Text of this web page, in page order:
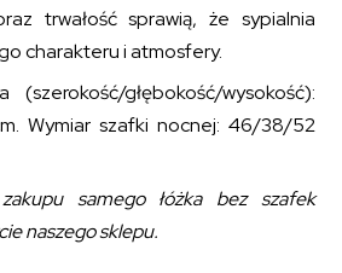
trwałość sprawią, że sypialnia
charakteru i atmosfery.
(szerokość/głębokość/wysokość):
Wymiar szafki nocnej: 46/38/52
samego łóżka bez szafek
naszego sklepu.